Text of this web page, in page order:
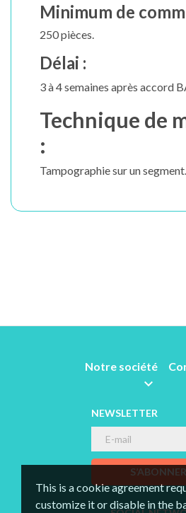
This is a cookie agreement
customize it or disable in the
Minimum de
250 pièces.
Délai :
3 à 4 semaines après accord
Technique de
:
Tampographie sur un segment.
Notre société

NEWSLETTER
S’ABONNER